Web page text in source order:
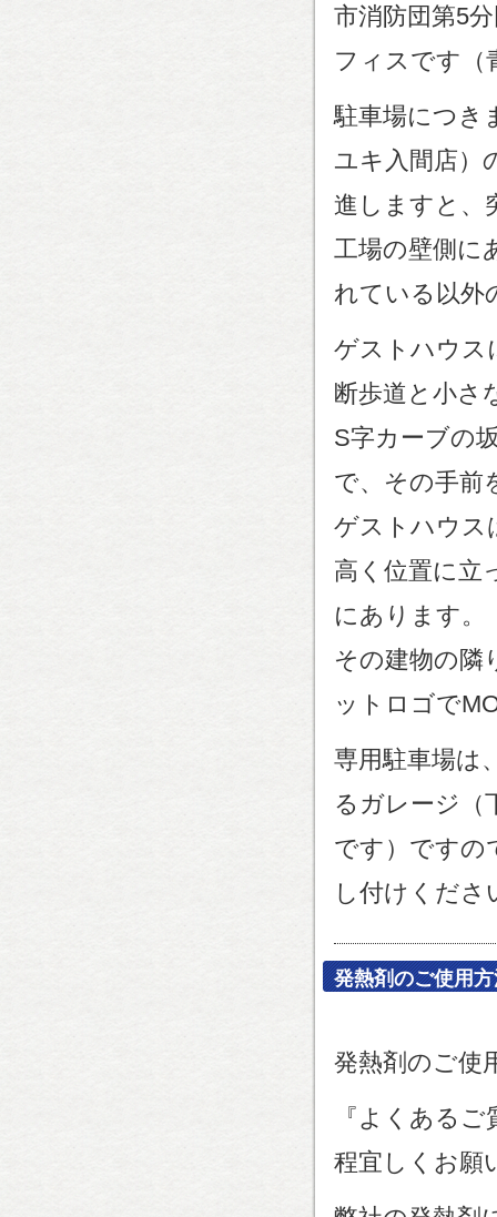
市消防団第5
フィスです（
駐車場につき
ユキ入間店）
進しますと、
工場の壁側に
れている以外
ゲストハウス
断歩道と小さ
S字カーブの
で、その手前
ゲストハウス
高く位置に立
にあります。
その建物の隣
ットロゴで
専用駐車場は
るガレージ（
です）ですの
し付けくださ
発熱剤のご使用
発熱剤のご使
『よくある
程宜しくお願